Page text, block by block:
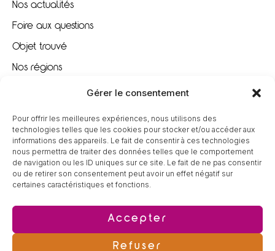
Gérer le consentement
Pour offrir les meilleures expériences, nous utilisons des
technologies telles que les cookies pour stocker et/ou accéder aux
informations des appareils. Le fait de consentir à ces technologies
nous permettra de traiter des données telles que le comportement
de navigation ou les ID uniques sur ce site. Le fait de ne pas consentir
ou de retirer son consentement peut avoir un effet négatif sur
certaines caractéristiques et fonctions.
Accepter
Refuser
Nos actualités
Foire aux questions
Objet trouvé
Nos régions
À VOTRE ÉCOUTE
09 80 80 85 96